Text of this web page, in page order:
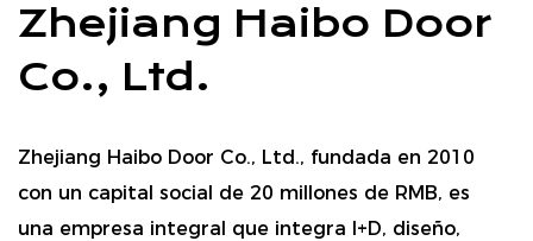
Zhejiang Haibo Door
Co., Ltd.
Zhejiang Haibo Door Co., Ltd., fundada en 2010
con un capital social de 20 millones de RMB, es
una empresa integral que integra I+D, diseño,